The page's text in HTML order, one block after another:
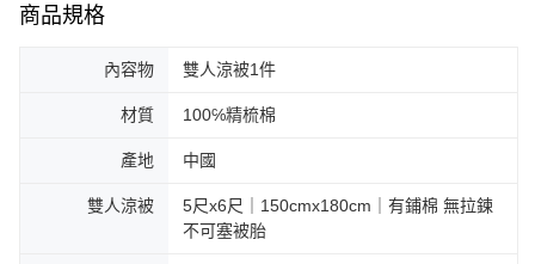
商品規格
內容物 雙人涼被1件
材質 100℅精梳棉
產地 中國
雙人涼被
5尺x6尺｜150cmx180cm｜有鋪棉 無拉鍊
不可塞被胎